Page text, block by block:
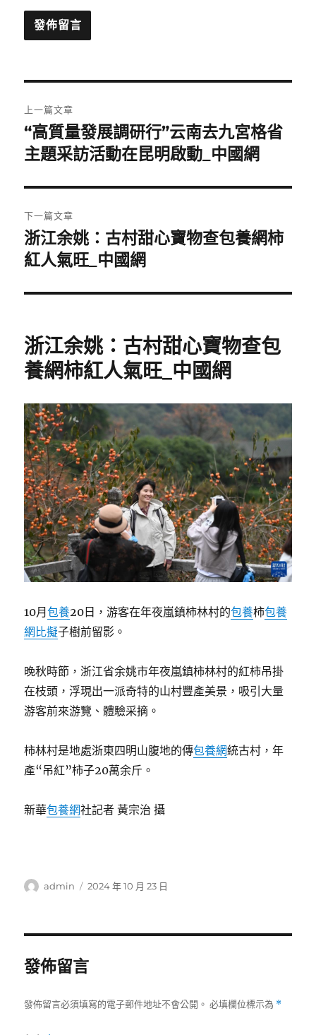
章
導
覽
上一篇文章
上
一
文
章:
“高質量發展調研行”云南去九宮格省
主題采訪活動在昆明啟動_中國網
下一篇文章
下
一
文
浙江余姚：古村甜心寶物查包養網柿
紅人氣旺_中國網
浙江余姚：古村甜心寶物查包
養網柿紅人氣旺_中國網
10月包養20日，游客在年夜嵐鎮柿林村的包養柿包養
網比擬子樹前留影。
晚秋時節，浙江省余姚市年夜嵐鎮柿林村的紅柿吊掛
在枝頭，浮現出一派奇特的山村豐產美景，吸引大量
游客前來游覽、體驗采摘。
柿林村是地處浙東四明山腹地的傳包養網統古村，年
產“吊紅”柿子20萬余斤。
新華包養網社記者 黃宗治 攝
作
admin
發
2024 年 10 月 23 日
發佈留言
發佈留言必須填寫的電子郵件地址不會公開。 必填欄位標示為 *